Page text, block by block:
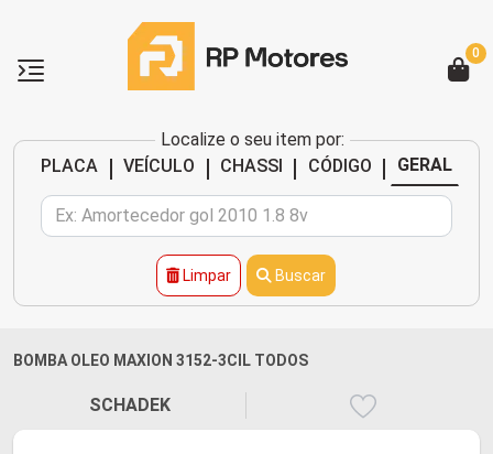
Localize o seu item por:
PLACA
| VEÍCULO | CHASSI | CÓDIGO | GERAL
Limpar Buscar
0
BOMBA OLEO MAXION 3152-3CIL TODOS
SCHADEK